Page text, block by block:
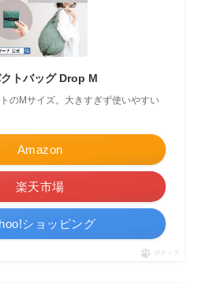
トバッグ Drop M
のMサイズ。大きすぎず使いやすい
Amazon
楽天市場
ショッピング
ポチップ